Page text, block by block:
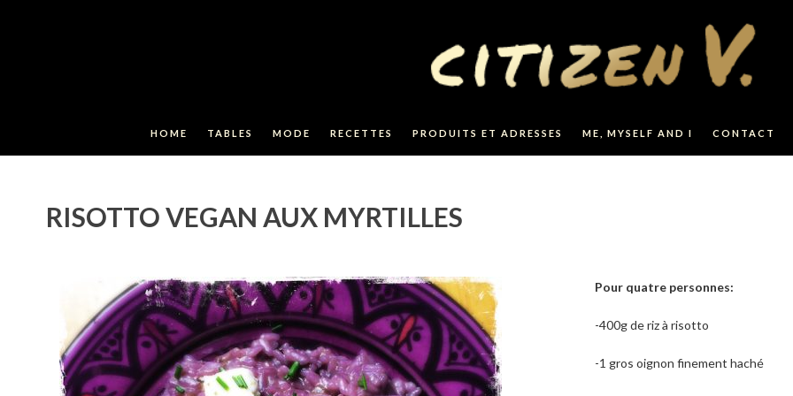
HOME TABLES MODE RECETTES PRODUITS ET ADRESSES ME, MYSELF AND I CONTACT
RISOTTO VEGAN AUX MYRTILLES
Pour quatre personnes:
-400g de riz à risotto
-1 gros oignon finement haché